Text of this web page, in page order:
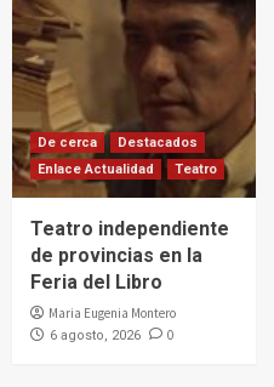
De cerca
Destacados
Enlace Actualidad
Teatro
Teatro independiente
de provincias en la
Feria del Libro
Maria Eugenia Montero
6 agosto, 2026 0